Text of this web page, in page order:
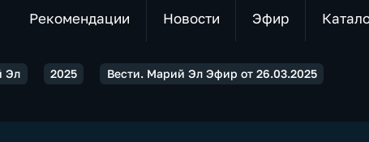
Рекомендации Новости Эфир
Эл 2025 Вести. Марий Эл Эфир от 26.03.2025